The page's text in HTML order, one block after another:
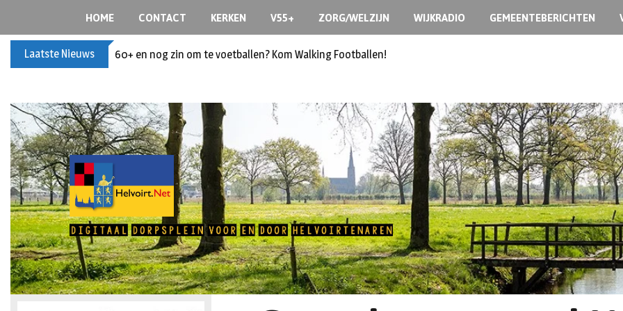
HOME CONTACT KERKEN V55+ ZORG/WELZIJN WIJKRADIO GEMEENTEBERICHTEN
Laatste Nieuws 60+ en nog zin om te voetballen? Kom Walking Footballen!